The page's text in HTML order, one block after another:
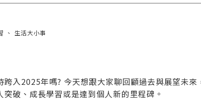
生活大小事
跨入2025年嗎? 今天想跟大家聊回顧過去與展望未
突破、成長學習或是達到個人新的里程碑。